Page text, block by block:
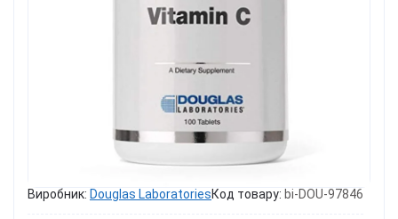
Виробник: Douglas LaboratoriesКод товару: bi-DOU-97846